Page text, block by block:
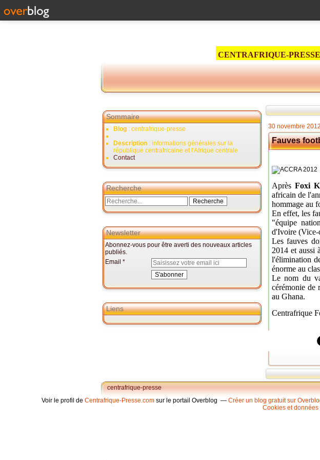
CENTRAFRIQUE-
Sommaire
Blog : centrafrique-presse
Description : informations générales sur la
république centrafricaine et l'Afrique centrale
Contact
Recherche
Newsletter
Abonnez-vous pour être averti des nouveaux articles
publiés.
Email
Liens
30 novembre 2012
Fauves
Après Foxi
africain de
hommage au
En effet, les
"équipe
d'Ivoire (Vice-
Les fauves
2014 et aussi
l'élimination
énorme au
Le nom du
cérémonie de
au Ghana.
Centrafrique
centrafrique-presse
Voir le profil de Centrafrique-Presse.com sur le portail Overblog Créer un blog gratuit sur
Cookies et